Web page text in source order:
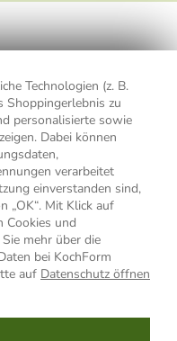
Technologien (z. B.
Shoppingerlebnis zu
personalisierte sowie
Dabei können
verarbeitet
einverstanden sind,
„OK“. Mit Klick auf
Cookies und
mehr über die
bei KochForm
auf Datenschutz öffnen
geklickt hat. Diese
Adresse für Werbezwecke
widerrufen, indem ich
anklicke oder die
deaktiviere. Die
genommen.
AGB
€ Bestellwert zzgl.
inkl.Versandkosteninnerhalb